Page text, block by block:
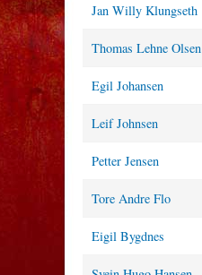
Jan Willy Klungseth
Thomas Lehne Olsen
Egil Johansen
Leif Johnsen
Petter Jensen
Tore Andre Flo
Eigil Bygdnes